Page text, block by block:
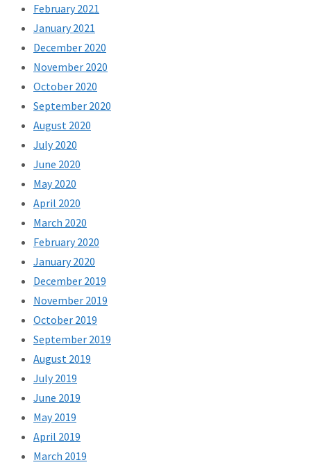
February 2021
January 2021
December 2020
November 2020
October 2020
September 2020
August 2020
July 2020
June 2020
May 2020
April 2020
March 2020
February 2020
January 2020
December 2019
November 2019
October 2019
September 2019
August 2019
July 2019
June 2019
May 2019
April 2019
March 2019